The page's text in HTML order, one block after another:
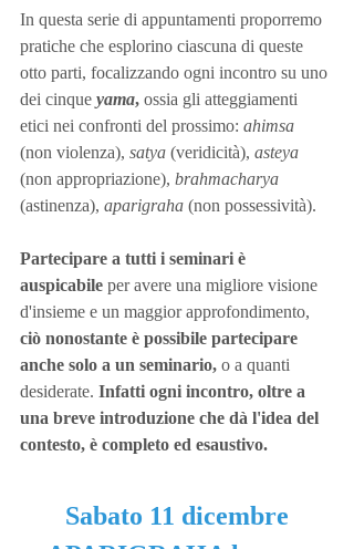
In questa serie di appuntamenti proporremo
pratiche che esplorino ciascuna di queste
otto parti, focalizzando ogni incontro su uno
dei cinque yama, ossia gli atteggiamenti
etici nei confronti del prossimo: ahimsa
(non violenza), satya (veridicità), asteya
(non appropriazione), brahmacharya
(astinenza), aparigraha (non possessività).
Partecipare a tutti i seminari è
auspicabile per avere una migliore visione
d'insieme e un maggior approfondimento,
ciò nonostante è possibile partecipare
anche solo a un seminario, o a quanti
desiderate. Infatti ogni incontro, oltre a
una breve introduzione che dà l'idea del
contesto, è completo ed esaustivo.
Sabato 11 dicembre